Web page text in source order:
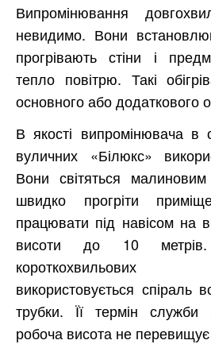
Випромінювання
невидимо. Вони
прогрівають стіни і
тепло повітрю. Такі
основного або додаткового
В якості випромінювача в
вуличних «Білюкс»
Вони світяться
швидко прогріти
працювати під навісом на
висоти до 10
короткохвильових
використовується спіраль
трубки. Її термін служби
робоча висота не перевищує